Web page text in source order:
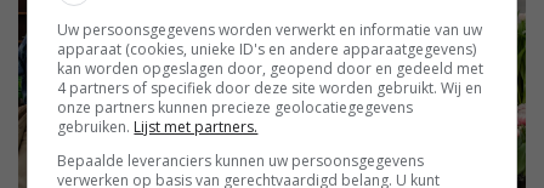
Uw persoonsgegevens worden verwerkt en informatie van uw
apparaat (cookies, unieke ID's en andere apparaatgegevens)
kan worden opgeslagen door, geopend door en gedeeld met
4 partners of specifiek door deze site worden gebruikt. Wij en
onze partners kunnen precieze geolocatiegegevens
gebruiken. Lijst met partners.
Bepaalde leveranciers kunnen uw persoonsgegevens
verwerken op basis van gerechtvaardigd belang. U kunt